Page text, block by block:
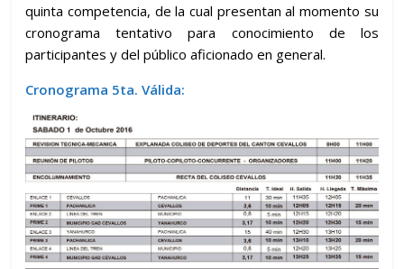
quinta competencia, de la cual presentan al momento su
cronograma tentativo para conocimiento de los
participantes y del público aficionado en general.
Cronograma 5ta. Válida: